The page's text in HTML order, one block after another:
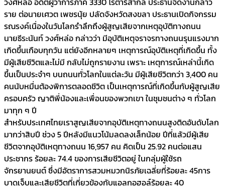
ราย ต่อนายเศวต เพชรนุ้ย ปลัดจังหวัดสงขลา ประธานเปิดกิจกรรม
รณรงค์เนื่องในวันโลกรำลึกถึงผู้สูญเสียจากเหตุอุบัติทางถนน
นายธีระนันท์ วงศ์หล่อ กล่าวว่า มีอุบัติเหตุจราจรทางถนนรุนแรงมาก
เกิดขึ้นเกือบทุกวัน แต่ยังอีกหลายๆ เหตุการณ์อุบัติเหตุที่เกิดขึ้น ทั้ง
มีผู้เสียชีวิตและไม่มี กลับไม่ถูกรายงาน เพราะ เหตุการณ์เหล่านี้เกิด
ขึ้นเป็นประจำๆ บนถนนทั่วโลกในแต่ละวัน มีผู้เสียชีวิตกว่า 3,400 คน
คนนับหมื่นต้องพิการตลอดชีวิต เป็นเหตุการณ์ที่เกิดขึ้นกับผู้สูญเสีย
ครอบครัว ญาติพี่น้องและเพื่อนของพวกเขา ในชุมชนต่าง ๆ ทั่วโลก
มาทุก ๆ ปี
สำหรับประเทศไทยเราสูญเสียจากอุบัติเหตุทางถนนสูงติดอันดับโลก
มากว่าสิบปี ช่วง 5 ปีหลังมีแนวโน้มลดลงเล็กน้อย ปีที่แล้วมีผู้เสีย
ชีวิตจากอุบัติเหตุทางถนน 16,957 คน คิดเป็น 25.92 คนต่อแสน
ประชากร ร้อยละ 74.4 ของการเสียชีวิตอยู่ ในกลุ่มผู้ใช้รถ
จักรยานยนต์ ซึ่งมีอัตราการสวมหมวกนิรภัยเฉลี่ยที่ร้อยละ 45การ
บาดเจ็บและเสียชีวิตที่เกี่ยวข้องกับแอลกอฮอล์ร้อยละ 40